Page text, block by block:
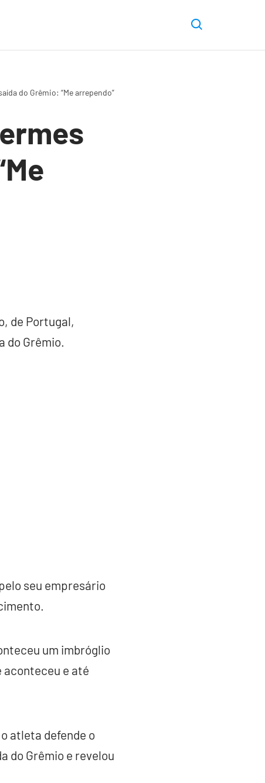
do Grêmio: “Me arrependo”
de Portugal,
do Grêmio.
seu empresário
um imbróglio
aconteceu e até
atleta defende o
do Grêmio e revelou